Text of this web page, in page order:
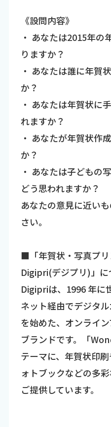
《設問内容》
・ あなたは2015年の
りますか？
・ あなたは誰に年賀
か？
・ あなたは年賀状に
れますか？
・ あなたが年賀状作
か？
・ あなたは子どもの
どう思われますか？
あなたの意見に近い
さい。
■「年賀状・写真プ
Digipri(デジプリ)」に
Digipriは、1996 年に
ネット経由でデジタ
を始めた、オンライ
ブランドです。「
テーマに、年賀状印
ォトブックなどの多
ご提供しています。